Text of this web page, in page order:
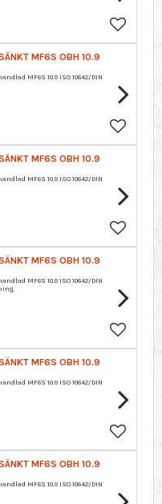
Lagre
MF6S OBH 10.9
MF6S 10.9 ISO 10642/DIN
Lagre
MF6S OBH 10.9
MF6S 10.9 ISO 10642/DIN
Lagre
MF6S OBH 10.9
MF6S 10.9 ISO 10642/DIN
Lagre
MF6S OBH 10.9
MF6S 10.9 ISO 10642/DIN
Lagre
MF6S OBH 10.9
MF6S 10.9 ISO 10642/DIN